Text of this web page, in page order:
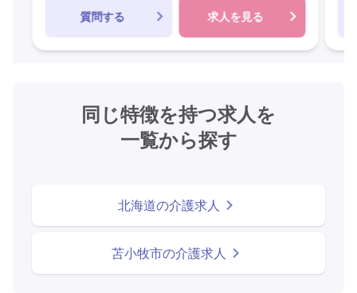
質問する 求人を見る
同じ特徴を持つ求人を
一覧から探す
北海道の介護求人
苫小牧市の介護求人